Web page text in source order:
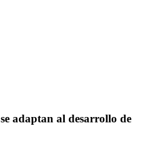
adaptan al desarrollo de